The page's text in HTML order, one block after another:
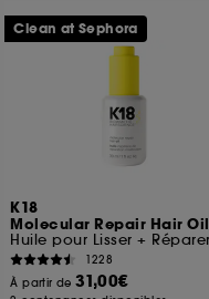
K18
Molecular Repair Hair Oil
1228
À partir de31,00€
Clean at Sephora